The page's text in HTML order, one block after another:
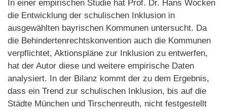
In einer empirischen Studie hat Prof. Dr. Hans Wocken
die Entwicklung der schulischen Inklusion in
ausgewählten bayrischen Kommunen untersucht. Da
die Behindertenrechtskonvention auch die Kommunen
verpflichtet, Aktionspläne zur Inklusion zu entwerfen,
hat der Autor diese und weitere empirische Daten
analysiert. In der Bilanz kommt der zu dem Ergebnis,
dass ein Trend zur schulischen Inklusion, bis auf die
Städte München und Tirschenreuth, nicht festgestellt